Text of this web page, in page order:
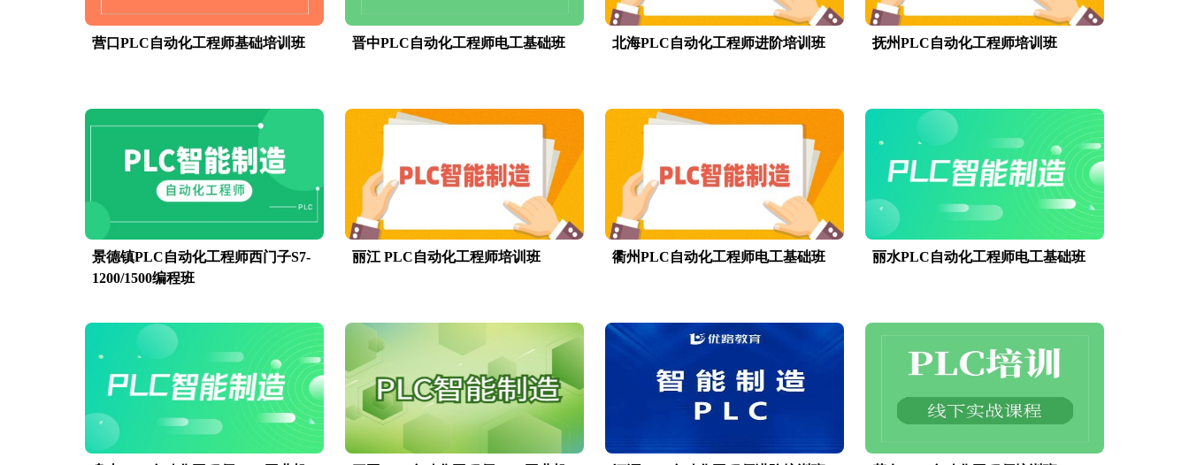
营口PLC自动化工程师基础培训班 晋中PLC自动化工程师电工基础班 北海PLC自动化工程师进阶培训班 抚州PLC自动化工程师培训班
景德镇PLC自动化工程师西门子S7-
1200/1500编程班
丽江 PLC自动化工程师培训班 衢州PLC自动化工程师电工基础班 丽水PLC自动化工程师电工基础班